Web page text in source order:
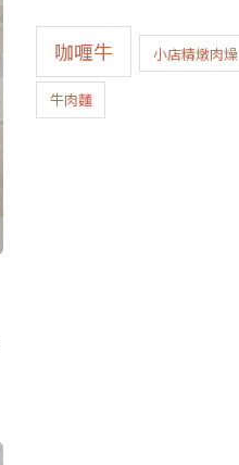
咖喱牛 小店精燉肉燥
牛肉麵